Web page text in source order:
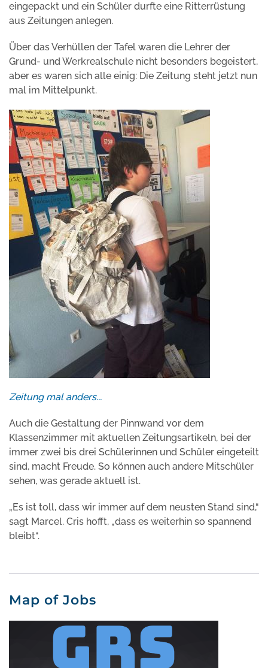
eingepackt und ein Schüler durfte eine Ritterrüstung
aus Zeitungen anlegen.
Über das Verhüllen der Tafel waren die Lehrer der
Grund- und Werkrealschule nicht besonders begeistert,
aber es waren sich alle einig: Die Zeitung steht jetzt nun
mal im Mittelpunkt.
Zeitung mal anders...
Auch die Gestaltung der Pinnwand vor dem
Klassenzimmer mit aktuellen Zeitungsartikeln, bei der
immer zwei bis drei Schülerinnen und Schüler eingeteilt
sind, macht Freude. So können auch andere Mitschüler
sehen, was gerade aktuell ist.
„Es ist toll, dass wir immer auf dem neusten Stand sind,“
sagt Marcel. Cris hofft, „dass es weiterhin so spannend
bleibt“.
Map of Jobs